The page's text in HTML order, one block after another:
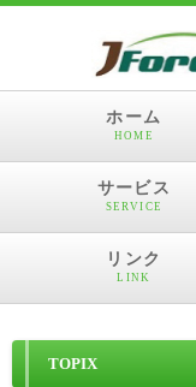
ホーム
HOME
サービス
SERVICE
リンク
LINK
TOPIX